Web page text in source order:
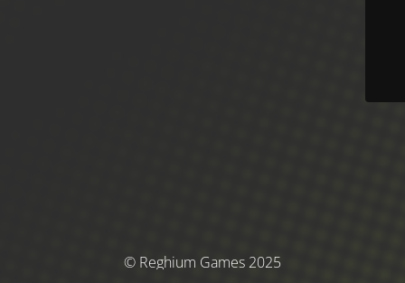
© Reghium Games 2025